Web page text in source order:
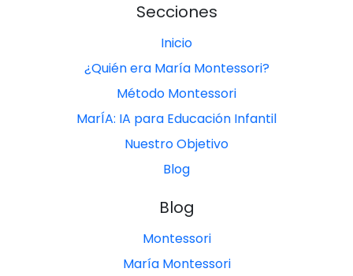
Secciones
Inicio
¿Quién era María Montessori?
Método Montessori
MarÍA: IA para Educación Infantil
Nuestro Objetivo
Blog
Blog
Montessori
María Montessori